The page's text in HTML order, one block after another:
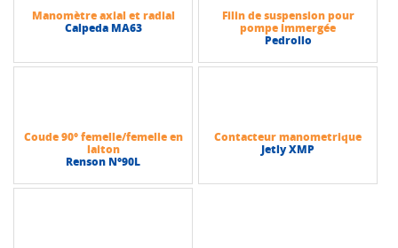
Manomètre axial et radial
Calpeda MA63
Filin de suspension pour
pompe immergée
Pedrollo
Coude 90° femelle/femelle en
laiton
Renson N°90L
Contacteur manometrique
Jetly XMP